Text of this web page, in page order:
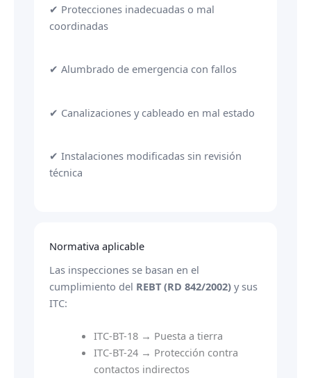
✔ Protecciones inadecuadas o mal
coordinadas
✔ Alumbrado de emergencia con fallos
✔ Canalizaciones y cableado en mal estado
✔ Instalaciones modificadas sin revisión
técnica
Normativa aplicable
Las inspecciones se basan en el
cumplimiento del REBT (RD 842/2002) y sus
ITC:
ITC-BT-18 → Puesta a tierra
ITC-BT-24 → Protección contra
contactos indirectos